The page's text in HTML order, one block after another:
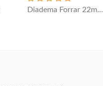
Diadema Forrar 22mm Ancha - Blanco